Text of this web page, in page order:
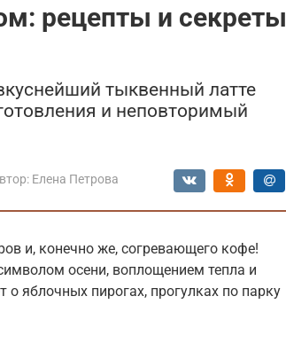
рецепты и секреты
тыквенный латте
и неповторимый
Елена Петрова
и, конечно же, согревающего кофе!
осени, воплощением тепла и
яблочных пирогах, прогулках по парку